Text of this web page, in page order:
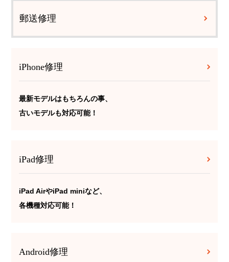
郵送修理
iPhone修理
最新モデルはもちろんの事、
古いモデルも対応可能！
iPad修理
iPad AirやiPad miniなど、
各機種対応可能！
Android修理